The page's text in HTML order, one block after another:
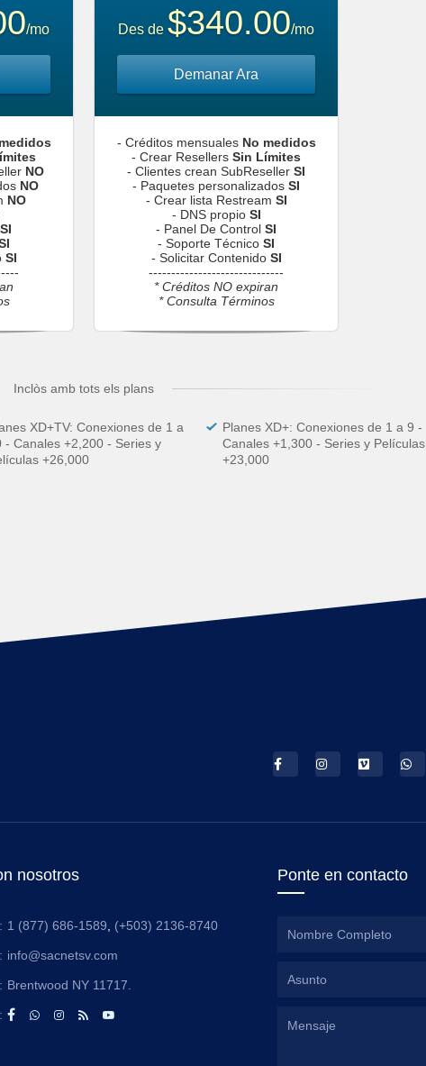
/mo
NO
NO
NO
SI
SI
Des de $340.00/mo
Demanar Ara
- Créditos mensuales No medidos
- Crear Resellers Sin Límites
- Clientes crean SubReseller SI
- Paquetes personalizados SI
- Crear lista Restream SI
- DNS propio SI
- Panel De Control SI
- Soporte Técnico SI
- Solicitar Contenido SI
------------------------------
* Créditos NO expiran
* Consulta Términos
Inclòs amb tots els plans
XD+TV: Conexiones de 1 a
- Canales +2,200 - Series y
+26,000
Planes XD+: Conexiones de 1 a 9 -
Canales +1,300 - Series y Películas
+23,000
nosotros
: 1 (877) 686-1589 (+503) 2136-8740
: info@sacnetsv.com
: Brentwood NY 11717.
:
Ponte en contacto